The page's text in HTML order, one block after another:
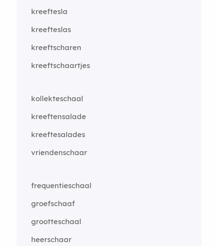
kreeftesla
kreefteslas
kreeftscharen
kreeftschaartjes
kollekteschaal
kreeftensalade
kreeftesalades
vriendenschaar
frequentieschaal
groefschaaf
grootteschaal
heerschaar